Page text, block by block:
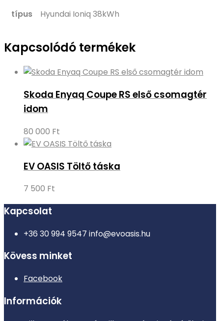
típus
Hyundai Ioniq 38kWh
Kapcsolódó termékek
Skoda Enyaq Coupe RS első csomagtér
idom
80 000 Ft
EV OASIS Töltő táska
7 500 Ft
Kapcsolat
+36 30 994 9547 info@evoasis.hu
Kövess minket
Facebook
Információk